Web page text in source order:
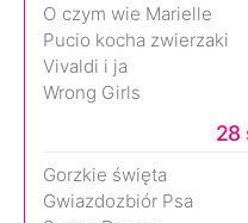
O czym wie Marielle
Pucio kocha zwierzaki
Vivaldi i ja
Wrong Girls
28
Gorzkie święta
Gwiazdozbiór Psa